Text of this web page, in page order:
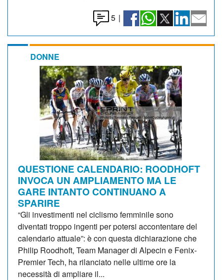
5 |
DONNE
QUESTIONE CALENDARIO: ROODHOFT
INVOCA UN AMPLIAMENTO MA LE
GARE INTANTO CONTINUANO A
SPARIRE
“Gli investimenti nel ciclismo femminile sono
diventati troppo ingenti per potersi accontentare del
calendario attuale”: è con questa dichiarazione che
Philip Roodhoft, Team Manager di Alpecin e Fenix-
Premier Tech, ha rilanciato nelle ultime ore la
necessità di ampliare il...